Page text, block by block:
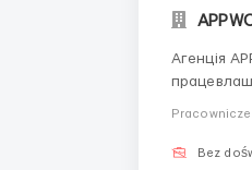
Агенція
Bez